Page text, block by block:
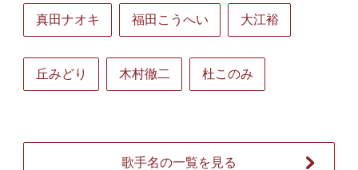
真田ナオキ 福田こうへい 大江裕
丘みどり 木村徹二 杜このみ
歌手名の一覧を見る